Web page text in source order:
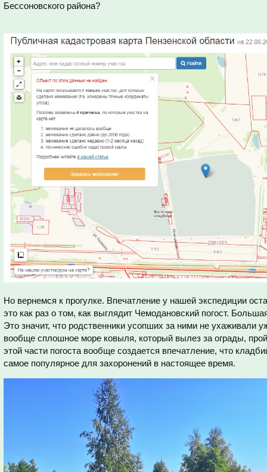
Бессоновского района?
Но вернемся к прогулке. Впечатление у нашей экспедиции
это как раз о том, как выглядит Чемодановский погост.
Это значит, что родственники усопших за ними не ухаживали
вообще сплошное море ковыля, который вылез за ограды,
этой части погоста вообще создается впечатление, что
самое популярное для захоронений в настоящее время.